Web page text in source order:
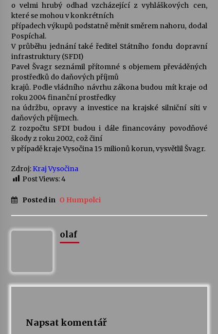
o velmi hrubý odhad vzcházející z vyhláškových cen,
které se mohou v konkrétních
případech výkupů podstatně měnit směrem nahoru, dodal
Pospíchal.
V průběhu jednání také ředitel Státního fondu dopravní
infrastruktury (SFDI)
Pavel Švagr seznámil přítomné s objemem převáděných
prostředků do daňových příjmů
krajů. Podle vládního návrhu zákona budou mít kraje od
roku 2004 finanční prostředky
na údržbu, opravy a investice na krajské silniční síti v
daňových příjmech.
Z rozpočtu SFDI budou i dále financovány povodňové
škody z roku 2002, což činí
v případě kraje Vysočina 15 milionů korun, vysvětlil Švagr.
Zdroj: Kraj Vysočina
Post Views:4
Posted in O Humpolci
olaf
Napsat komentář